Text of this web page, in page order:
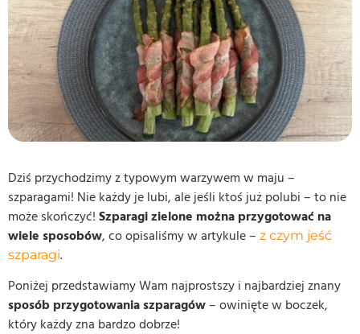
Dziś przychodzimy z typowym warzywem w maju –
szparagami! Nie każdy je lubi, ale jeśli ktoś już polubi – to nie
może skończyć! Szparagi zielone można przygotować na
wiele sposobów, co opisaliśmy w artykule – z czym jeść
szparagi.
Poniżej przedstawiamy Wam najprostszy i najbardziej znany
sposób przygotowania szparagów – owinięte w boczek,
który każdy zna bardzo dobrze!